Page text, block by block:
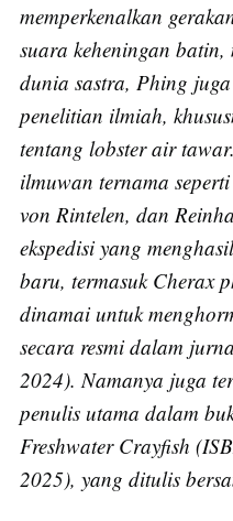
memperkenalkan
suara keheningan
dunia sastra, Phing
penelitian ilmiah,
tentang lobster air
ilmuwan ternama
von Rintelen, dan
ekspedisi yang
baru, termasuk Cherax
dinamai untuk
secara resmi dalam
2024). Namanya juga
penulis utama dalam
Freshwater Crayfish
2025), yang ditulis